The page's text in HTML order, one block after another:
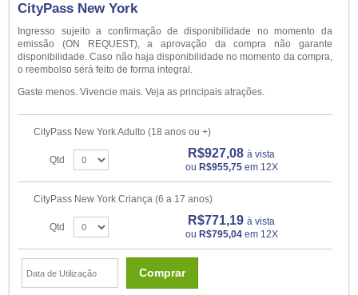
CityPass New York
Ingresso sujeito a confirmação de disponibilidade no momento da
emissão (ON REQUEST), a aprovação da compra não garante
disponibilidade. Caso não haja disponibilidade no momento da compra,
o reembolso será feito de forma integral.
Gaste menos. Vivencie mais. Veja as principais atrações.
CityPass New York Adulto (18 anos ou +)
Qtd R$927,08à vista
ou R$955,75em 12X
CityPass New York Criança (6 a 17 anos)
Qtd R$771,19à vista
ou R$795,04em 12X
Comprar